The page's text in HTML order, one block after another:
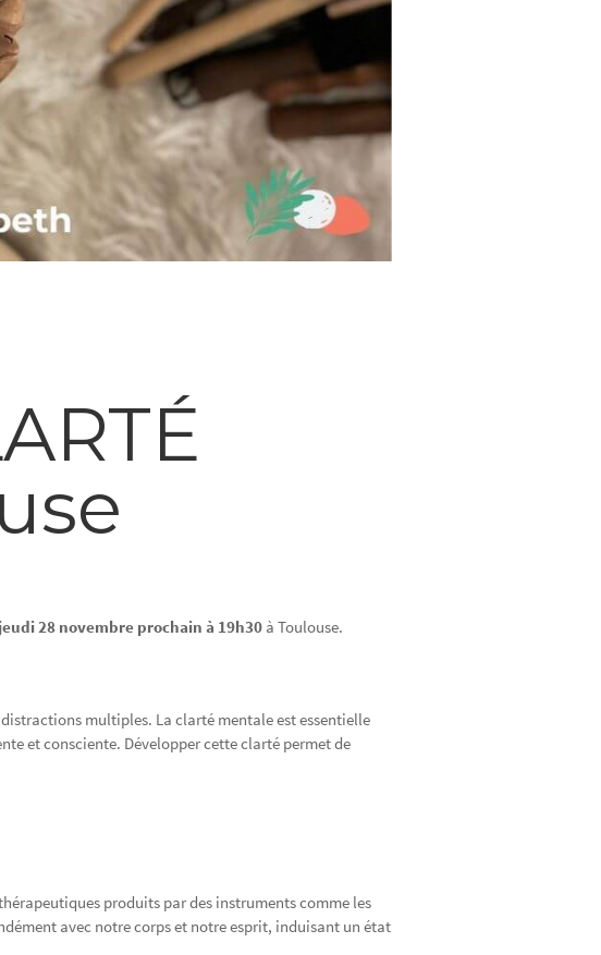
jeudi 28 novembre prochain à 19h30à Toulouse.
distractions multiples. La clarté mentale est essentielle
et consciente. Développer cette clarté permet de
produits par des instruments comme les
avec notre corps et notre esprit, induisant un état